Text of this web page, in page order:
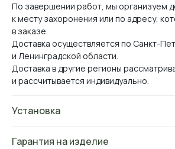
По завершении работ, мы организуем
к месту захоронения или по адресу,
в заказе.
Доставка осуществляется по Санкт-
и Ленинградской области.
Доставка в другие регионы
и рассчитывается индивидуально.
Установка
Гарантия на изделие
Виды камня, которые
мы используем
могут отличаться от реального.